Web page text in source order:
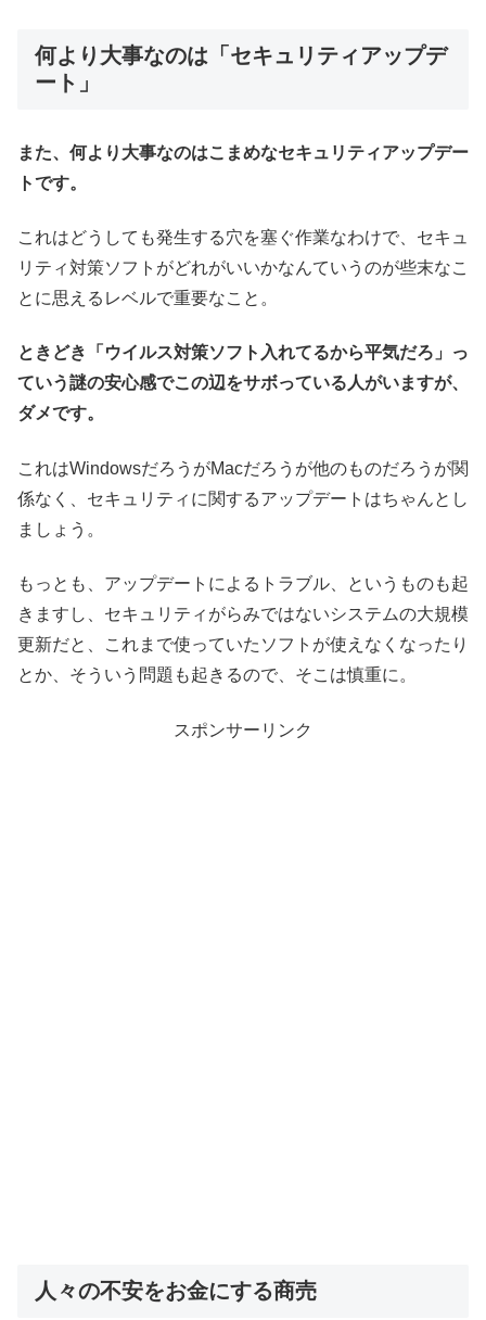
何より大事なのは「セキュリティアップデ
ート」
また、何より大事なのはこまめなセキュリティアップデー
トです。
これはどうしても発生する穴を塞ぐ作業なわけで、セキュ
リティ対策ソフトがどれがいいかなんていうのが些末なこ
とに思えるレベルで重要なこと。
ときどき「ウイルス対策ソフト入れてるから平気だろ」っ
ていう謎の安心感でこの辺をサボっている人がいますが、
ダメです。
これはWindowsだろうがMacだろうが他のものだろうが関
係なく、セキュリティに関するアップデートはちゃんとし
ましょう。
もっとも、アップデートによるトラブル、というものも起
きますし、セキュリティがらみではないシステムの大規模
更新だと、これまで使っていたソフトが使えなくなったり
とか、そういう問題も起きるので、そこは慎重に。
スポンサーリンク
人々の不安をお金にする商売